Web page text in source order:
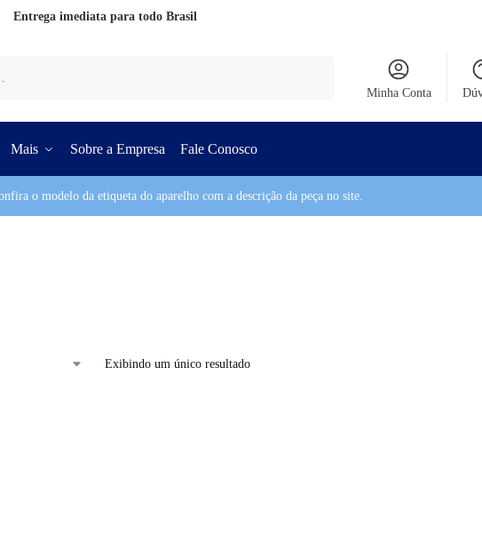
Entrega imediata para todo Brasil
Minha Conta
Mais Sobre a Empresa Fale Conosco
o modelo da etiqueta do aparelho com a descrição da peça no site.
Exibindo um único resultado